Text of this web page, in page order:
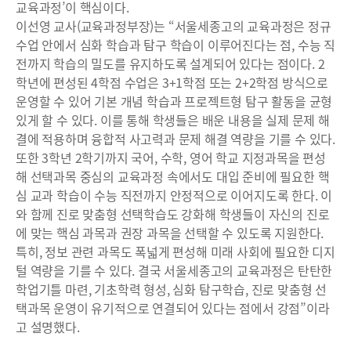
교육과정’이 핵심이다.
이선영 교사(교육과정부장)는 “서울세종고의 교육과정은 정규
수업 안에서 심화 학습과 탐구 학습이 이루어진다는 점, 수능 직
전까지 학습의 밀도를 유지하도록 설계되어 있다는 점이다. 2
학년에 편성된 4학점 수업은 3+1학점 또는 2+2학점 방식으로
운영할 수 있어 기본 개념 학습과 프로젝트형 탐구 활동을 균형
있게 할 수 있다. 이를 통해 학생들은 배운 내용을 실제 문제 해
결에 적용하며 융합적 사고력과 문제 해결 역량을 기를 수 있다.
또한 3학년 2학기까지 국어, 수학, 영어 학교 지정과목을 편성
해 선택과목 중심의 교육과정 속에서도 대입 준비에 필요한 핵
심 교과 학습이 수능 직전까지 안정적으로 이어지도록 한다. 이
와 함께 진로 맞춤형 선택학습도 강화해 학생들이 자신의 진로
에 맞는 핵심 과목과 권장 과목을 선택할 수 있도록 지원한다.
특히, 정보 관련 과목도 폭넓게 편성해 미래 사회에 필요한 디지
털 역량을 기를 수 있다. 결국 서울세종고의 교육과정은 탄탄한
학업기틀 마련, 기초학력 형성, 심화 탐구학습, 진로 맞춤형 선
택과목 운영이 유기적으로 연결되어 있다는 점에서 강점”이라
고 설명했다.